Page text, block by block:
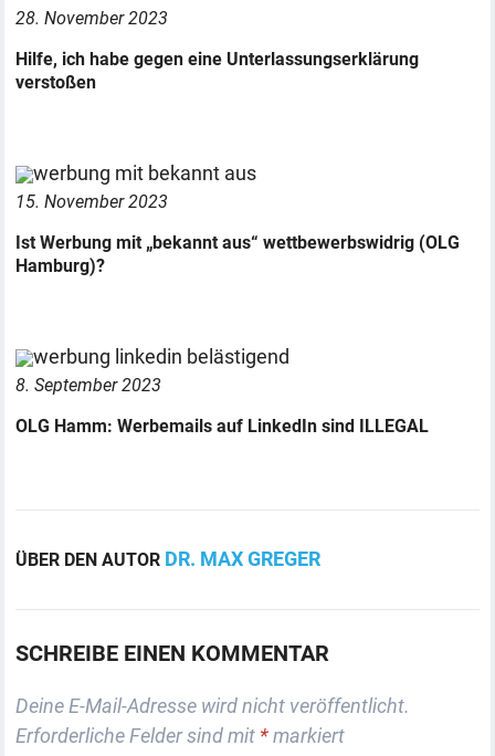
28. November 2023
Hilfe, ich habe gegen eine Unterlassungserklärung
verstoßen
15. November 2023
Ist Werbung mit „bekannt aus“ wettbewerbswidrig (OLG
Hamburg)?
8. September 2023
OLG Hamm: Werbemails auf LinkedIn sind ILLEGAL
ÜBER DEN AUTOR DR. MAX GREGER
SCHREIBE EINEN KOMMENTAR
Deine E-Mail-Adresse wird nicht veröffentlicht.
Erforderliche Felder sind mit *markiert